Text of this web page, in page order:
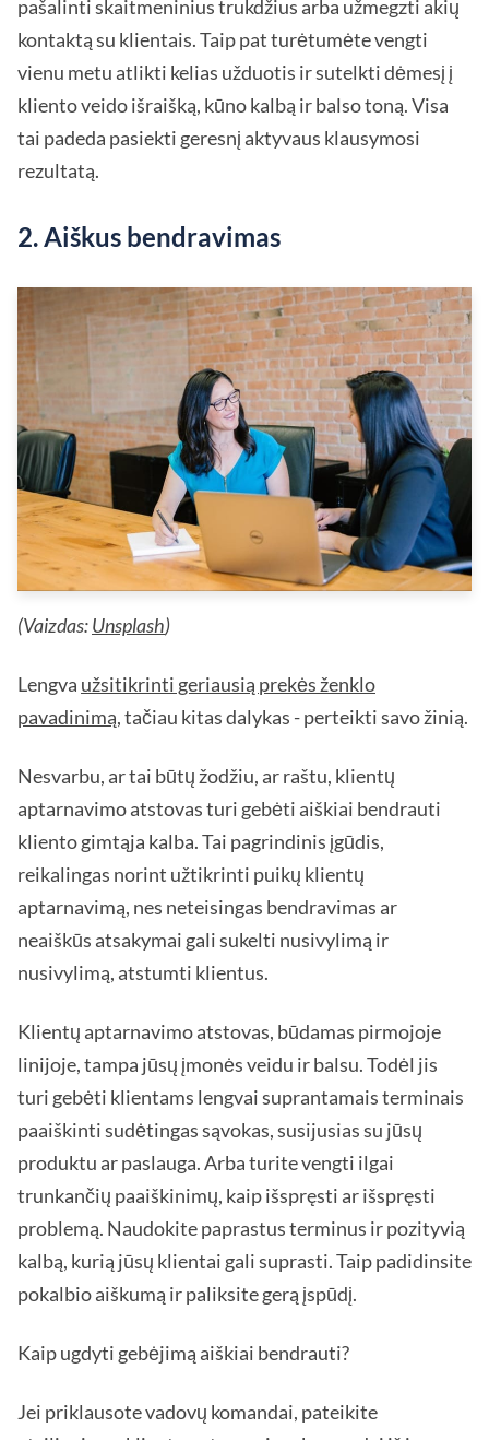
pašalinti skaitmeninius trukdžius arba užmegzti akių
kontaktą su klientais. Taip pat turėtumėte vengti
vienu metu atlikti kelias užduotis ir sutelkti dėmesį į
kliento veido išraišką, kūno kalbą ir balso toną. Visa
tai padeda pasiekti geresnį aktyvaus klausymosi
rezultatą.
2. Aiškus bendravimas
(Vaizdas:Unsplash)
Lengva užsitikrinti geriausią prekės ženklo
pavadinimą, tačiau kitas dalykas - perteikti savo žinią.
Nesvarbu, ar tai būtų žodžiu, ar raštu, klientų
aptarnavimo atstovas turi gebėti aiškiai bendrauti
kliento gimtąja kalba. Tai pagrindinis įgūdis,
reikalingas norint užtikrinti puikų klientų
aptarnavimą, nes neteisingas bendravimas ar
neaiškūs atsakymai gali sukelti nusivylimą ir
nusivylimą, atstumti klientus.
Klientų aptarnavimo atstovas, būdamas pirmojoje
linijoje, tampa jūsų įmonės veidu ir balsu. Todėl jis
turi gebėti klientams lengvai suprantamais terminais
paaiškinti sudėtingas sąvokas, susijusias su jūsų
produktu ar paslauga. Arba turite vengti ilgai
trunkančių paaiškinimų, kaip išspręsti ar išspręsti
problemą. Naudokite paprastus terminus ir pozityvią
kalbą, kurią jūsų klientai gali suprasti. Taip padidinsite
pokalbio aiškumą ir paliksite gerą įspūdį.
Kaip ugdyti gebėjimą aiškiai bendrauti?
Jei priklausote vadovų komandai, pateikite